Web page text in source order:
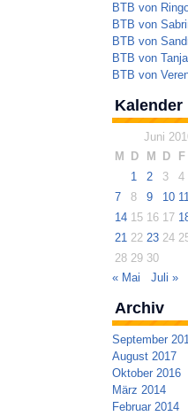
BTB von
BTB von
BTB von
BTB von
BTB von
Kalender
Juni
M
D M D
F
1
2 3
4
7
8 9 10
14 15 16 17
21 22 23 24
28 29 30
« Mai
Juli »
Archiv
September
August 2017
Oktober 2016
März 2014
Februar 2014